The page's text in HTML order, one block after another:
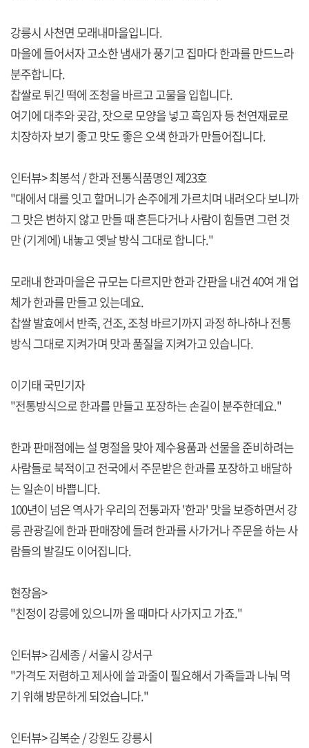
강릉시 사천면 모래내마을입니다.
마을에 들어서자 고소한 냄새가 풍기고 집마다 한과를 만드느라
분주합니다.
찹쌀로 튀긴 떡에 조청을 바르고 고물을 입힙니다.
여기에 대추와 곶감, 잣으로 모양을 넣고 흑임자 등 천연재료로
치장하자 보기 좋고 맛도 좋은 오색 한과가 만들어집니다.
인터뷰> 최봉석 / 한과 전통식품명인 제23호
"대에서 대를 잇고 할머니가 손주에게 가르치며 내려오다 보니까
그 맛은 변하지 않고 만들 때 흔든다거나 사람이 힘들면 그런 것
만 (기계에) 내놓고 옛날 방식 그대로 합니다."
모래내 한과마을은 규모는 다르지만 한과 간판을 내건 40여 개 업
체가 한과를 만들고 있는데요.
찹쌀 발효에서 반죽, 건조, 조청 바르기까지 과정 하나하나 전통
방식 그대로 지켜가며 맛과 품질을 지켜가고 있습니다.
이기태 국민기자
"전통방식으로 한과를 만들고 포장하는 손길이 분주한데요."
한과 판매점에는 설 명절을 맞아 제수용품과 선물을 준비하려는
사람들로 북적이고 전국에서 주문받은 한과를 포장하고 배달하
는 일손이 바쁩니다.
100년이 넘은 역사가 우리의 전통과자 '한과' 맛을 보증하면서 강
릉 관광길에 한과 판매장에 들려 한과를 사가거나 주문을 하는 사
람들의 발길도 이어집니다.
현장음>
"친정이 강릉에 있으니까 올 때마다 사가지고 가죠."
인터뷰> 김세종 / 서울시 강서구
"가격도 저렴하고 제사에 쓸 과줄이 필요해서 가족들과 나눠 먹
기 위해 방문하게 되었습니다."
인터뷰> 김복순 / 강원도 강릉시